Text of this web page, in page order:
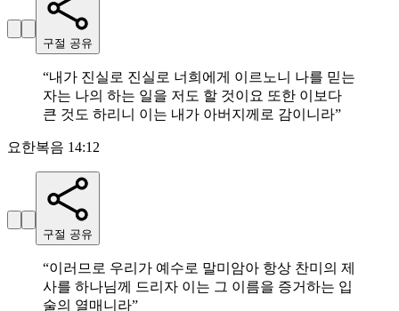
구절 공유
“내가 진실로 진실로 너희에게 이르노니 나를 믿는
자는 나의 하는 일을 저도 할 것이요 또한 이보다
큰 것도 하리니 이는 내가 아버지께로 감이니라”
요한복음 14:12
구절 공유
“이러므로 우리가 예수로 말미암아 항상 찬미의 제
사를 하나님께 드리자 이는 그 이름을 증거하는 입
술의 열매니라”